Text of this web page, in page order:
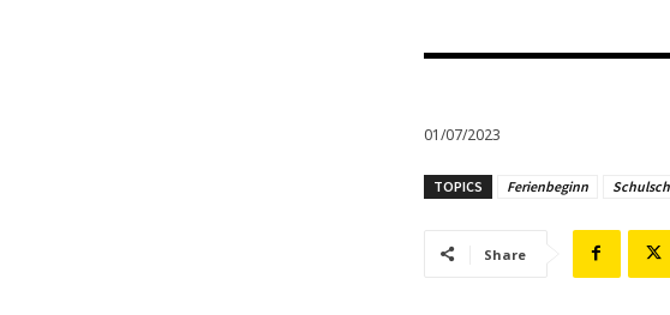
01/07/2023
TOPICS Ferienbeginn
Share